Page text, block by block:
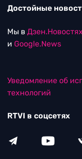
Достойные
Мы в Дзен.Новостях
и Google.News
Уведомление об
технологий
RTVI в соцсетях